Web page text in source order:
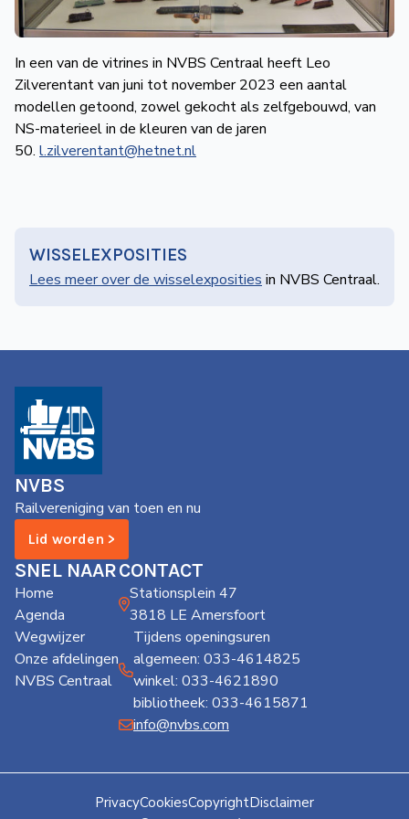
de
Wegwijzer
Mijn
NVBS
In een van de vitrines in NVBS Centraal heeft Leo
Zilverentant van juni tot november 2023 een aantal
modellen getoond, zowel gekocht als zelfgebouwd, van
NS-materieel in de kleuren van de jaren
50. l.zilverentant@hetnet.nl
WISSELEXPOSITIES
Lees meer over de wissel­exposities in NVBS Centraal.
NVBS
Railvereniging van toen en nu
Lid worden >
SNEL NAAR
Home
Agenda
Wegwijzer
Onze afdelingen
NVBS Centraal
CONTACT
Stationsplein 47
3818 LE Amersfoort
Tijdens openingsuren
algemeen: 033-4614825
winkel: 033-4621890
bibliotheek: 033-4615871
info@nvbs.com
PrivacyCookiesCopyrightDisclaimer